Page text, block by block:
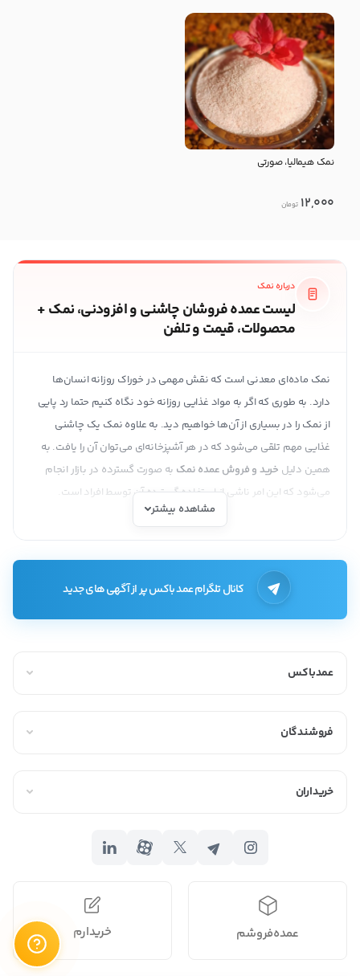
نمک هیمالیا، صورتی
12,000 تومان
درباره نمک
لیست عمده فروشان چاشنی و افزودنی، نمک +
محصولات، قیمت و تلفن
نمک ماده‌ای معدنی است که نقش مهمی در خوراک روزانه انسان‌ها
دارد. به طوری که اگر به مواد غذایی روزانه خود نگاه کنیم حتما رد پایی
از نمک را در بسیاری از آن‌ها خواهیم دید. به علاوه نمک یک چاشنی
غذایی مهم تلقی می‌شود که در هر آشپزخانه‌ای می‌توان آن را یافت. به
همین دلیل خرید و فروش عمده نمک به صورت گسترده در بازار انجام
می‌شود که این امر ناشی از استفاده گسترده آن توسط افراد است.
ویژگی‌های نمک خوراکی
اگرچه برخی بر این باورند که نمک به طور کامل باید از سبد غذایی افراد
حذف شود اما باید توجه داشت که مصرف زیاد نمک است که خطراتی
مانند فشار خون بالا و سکته قلبی را افزایش می‌دهد و مصرف به اندازه
مشکل نشوید.
مانند تسکین ماهیچه‌ها، کمک به درمان فیبروز کیستیک (نوعی بیماری
نرم‌کننده پوست توسط برخی متخصصان توصیه شده است.
خرید و فروش عمده نمک
خرید عمده
نمک قبل از هرچیزی باید به کیفیت آن توجه داشته
باشید. استفاده از نمک نامرغوب ممکن است مشکلات زیادی را برای افراد
ایجاد کند. نکته‌ دیگری که هنگام خرید عمده نمک باید بدان توجه کرد
قیمت محصول است. اگر برای خرید عمده هزینه‌ای بیشتر از حد معمول
مشاهده بیشتر
کانال تلگرام عمد باکس پر از آگهی های جدید
عمدباکس
فروشندگان
خریداران
عمده‌فروشم خریدارم